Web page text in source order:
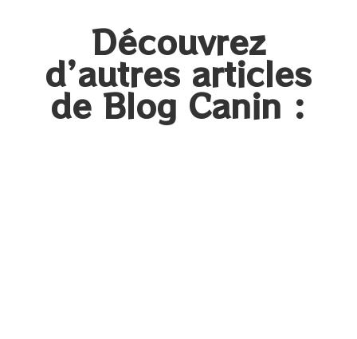
Découvrez
d’autres articles
de Blog Canin :